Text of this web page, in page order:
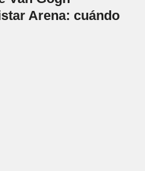
Arena: cuándo